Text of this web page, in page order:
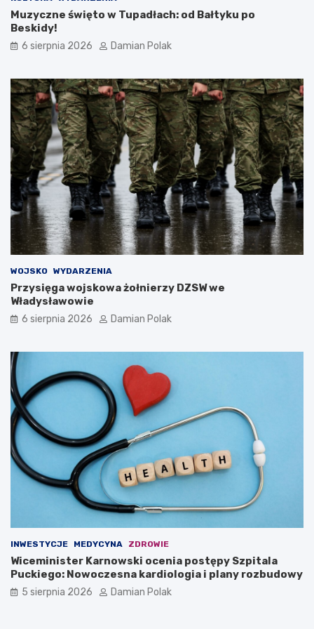
ę
l
i
c
y
m
i
o
b
r
a
ż
n
i
a
m
i
d
l
a
4
l
a
t
k
i
Muzyczne święto w Tupadłach: od Bałtyku po
Beskidy!
6 sierpnia 2026 Damian Polak
WOJSKO WYDARZENIA
Przysięga wojskowa żołnierzy DZSW we
Władysławowie
6 sierpnia 2026 Damian Polak
INWESTYCJE MEDYCYNA ZDROWIE
Wiceminister Karnowski ocenia postępy Szpitala
Puckiego: Nowoczesna kardiologia i plany rozbudowy
5 sierpnia 2026 Damian Polak